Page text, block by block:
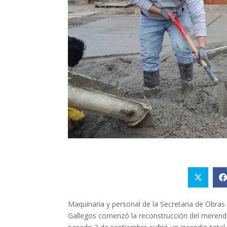
Maquinaria y personal de la Secretaria de
Gallegos comenzó la reconstrucción del